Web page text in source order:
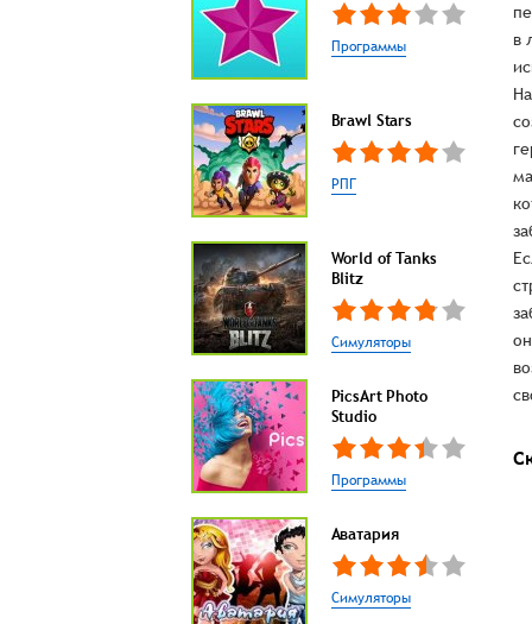
Программы
Brawl Stars
РПГ
World of Tanks
Blitz
Симуляторы
PicsArt Photo
Studio
Программы
Аватария
Симуляторы
в